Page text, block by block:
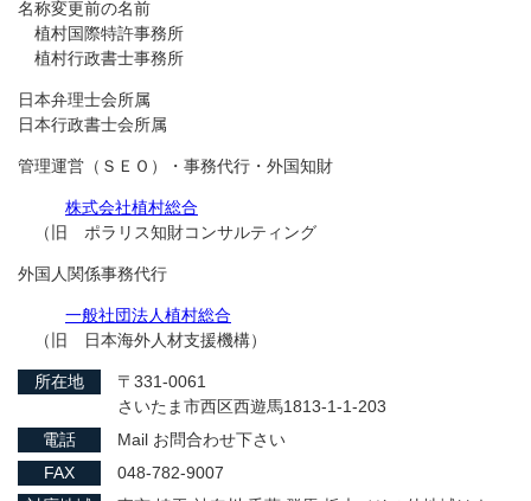
名称変更前の名前
植村国際特許事務所
植村行政書士事務所
日本弁理士会所属
日本行政書士会所属
管理運営（ＳＥＯ）・事務代行・外国知財
株式会社植村総合
（旧 ポラリス知財コンサルティング
外国人関係事務代行
一般社団法人植村総合
（旧 日本海外人材支援機構）
所在地
〒331-0061
さいたま市西区西遊馬1813-1-1-203
電話
Mail お問合わせ下さい
FAX
048-782-9007